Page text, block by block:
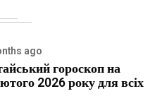
ago
гороскоп на
2026 року для всіх